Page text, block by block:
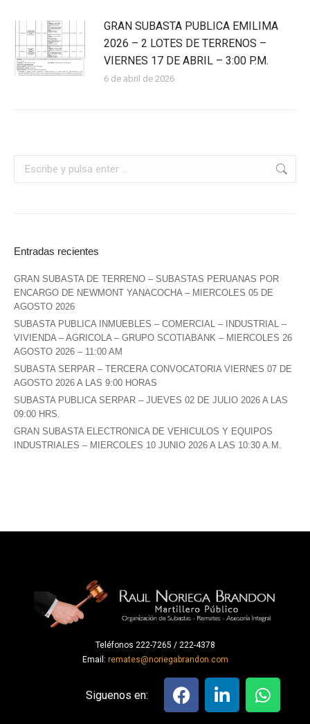
GRAN SUBASTA PUBLICA EMILIMA
2026 – 2 LOTES DE TERRENOS –
VIERNES 17 DE ABRIL – 3:00 P.M.
6 de abril de 2026
Entradas recientes
GRAN SUBASTA DE TERRENO – SUBASTAS PERUANAS POR
ENCARGO DE NEWMONT YANACOCHA – MIERCOLES 05 DE
AGOSTO 2026
SUBASTA PUBLICA INMUEBLES – COMERCIAL – INDUSTRIAL –
VIVIENDA – AGRICOLA – GRUPO SCOTIABANK – MIERCOLES 26
AGOSTO 2026 – 11:00 AM
SUBASTA SERPAR – TERCERA CONVOCATORIA VIERNES 07 DE
AGOSTO 2026 A LAS 9:00 HORAS
SUBASTA PUBLICA SERPAR – JUEVES 02 DE JULIO 2026 A LAS
09:00 HRS.
GRAN SUBASTA ELECTRONICA DE VEHICULOS Y EQUIPOS
INDUSTRIALES – MIERCOLES 10 JUNIO 2026 A LAS 10:30 A.M.
Teléfonos 222-7265 / 222-4378
Email: remates@noriegabrandon.com
Siguenos en: